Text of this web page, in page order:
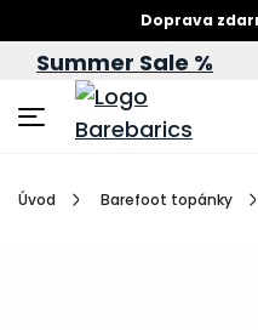
Doprava
Summer Sale –
Summer Sale %
Úvod Barefoot topánky